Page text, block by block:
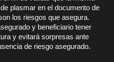
plasmar en el documento de
los riesgos que asegura.
y beneficiario tener
y evitará sorpresas ante
de riesgo asegurado.